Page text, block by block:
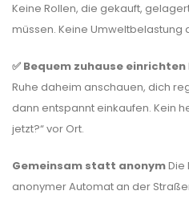
Keine Rollen, die gekauft,
müssen. Keine Umweltbelastung
✅ Bequem zuhause einrichten
Ruhe daheim anschauen, dich
dann entspannt einkaufen. Kein
jetzt?“ vor Ort.
Gemeinsam statt anonymDie
anonymer Automat an der